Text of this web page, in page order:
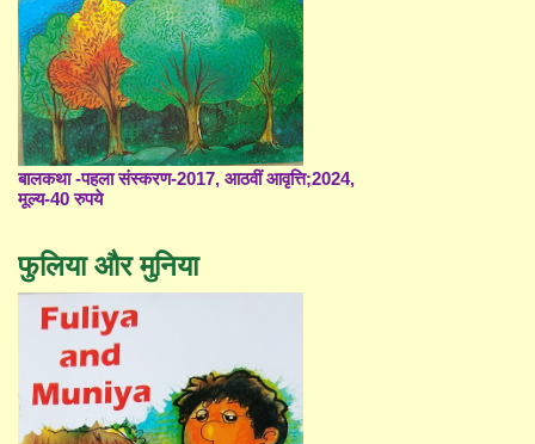
बालकथा -पहला संस्करण-2017, आठवीं आवृत्ति;2024,
मूल्य-40 रुपये
फुलिया और मुनिया